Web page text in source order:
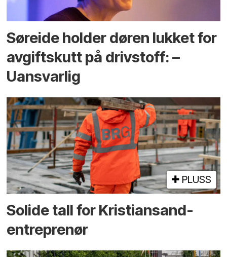
Søreide holder døren lukket for
avgiftskutt på drivstoff: –
Uansvarlig
PLUSS
Solide tall for Kristiansand-
entreprenør